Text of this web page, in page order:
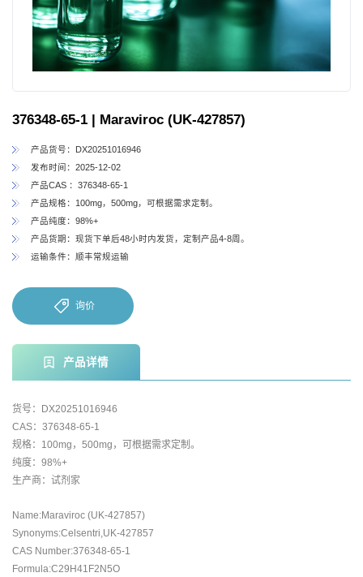
376348-65-1 | Maraviroc (UK-427857)
产品货号：DX20251016946
发布时间：2025-12-02
产品CAS ：376348-65-1
产品规格：100mg，500mg，可根据需求定制。
产品纯度：98%+
产品货期：现货下单后48小时内发货，定制产品4-8周。
运输条件：顺丰常规运输
询价
产品详情
货号：DX20251016946
CAS：376348-65-1
规格：100mg，500mg，可根据需求定制。
纯度：98%+
生产商：试剂家
Name:Maraviroc (UK-427857)
Synonyms:Celsentri,UK-427857
CAS Number:376348-65-1
Formula:C29H41F2N5O